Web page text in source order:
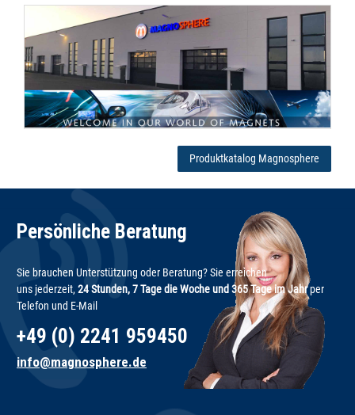
Produktkatalog Magnosphere
Persönliche Beratung
Sie brauchen Unterstützung oder Beratung? Sie erreichen
uns jederzeit, 24 Stunden, 7 Tage die Woche und 365 Tage im Jahrper
Telefon und E-Mail
+49 (0) 2241 959450
info@magnosphere.de